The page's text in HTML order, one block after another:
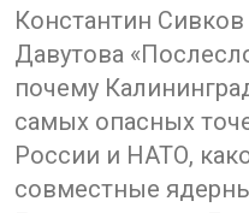
Константин
Давутова
почему
самых опасных
России и НАТО,
совместные